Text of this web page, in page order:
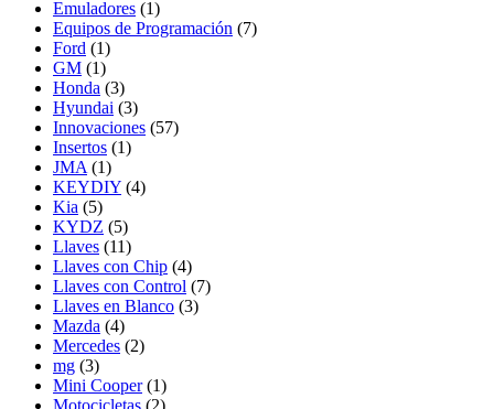
Emuladores (1)
Equipos de Programación (7)
Ford (1)
GM (1)
Honda (3)
Hyundai (3)
Innovaciones (57)
Insertos (1)
JMA (1)
KEYDIY (4)
Kia (5)
KYDZ (5)
Llaves (11)
Llaves con Chip (4)
Llaves con Control (7)
Llaves en Blanco (3)
Mazda (4)
Mercedes (2)
mg (3)
Mini Cooper (1)
Motocicletas (2)